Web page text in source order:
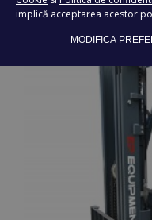
implică acceptarea acestor
MODIFICA